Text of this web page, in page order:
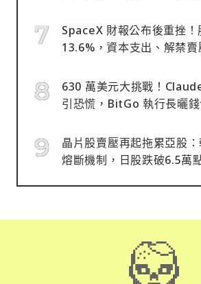
SpaceX 財報公布後重挫
13.6%，資本支出、解禁
630 萬美元大挑戰！
引恐慌，BitGo 執行長曬
晶片股賣壓再起拖累亞股
熔斷機制，日股跌破6.5萬